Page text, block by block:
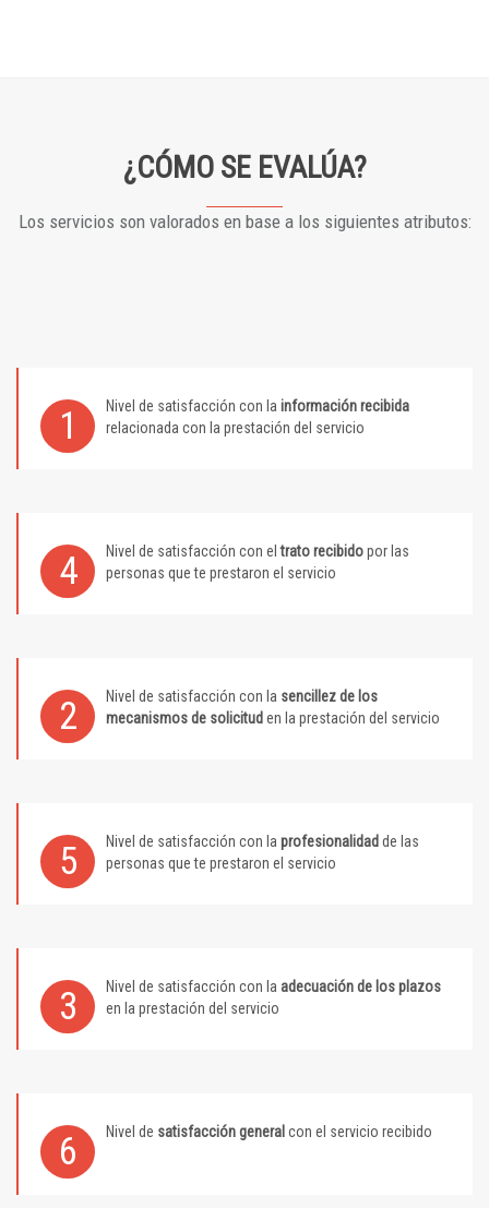
¿CÓMO SE EVALÚA?
Los servicios son valorados en base a los siguientes atributos:
1 Nivel de satisfacción con la información recibida
relacionada con la prestación del servicio
4 Nivel de satisfacción con eltrato recibidopor las
personas que te prestaron el servicio
2 Nivel de satisfacción con la sencillez de los
mecanismos de solicitud en la prestación del servicio
5 Nivel de satisfacción con la profesionalidad de las
personas que te prestaron el servicio
3 Nivel de satisfacción con la adecuación de los plazos
en la prestación del servicio
6 Nivel de satisfacción general con el servicio recibido